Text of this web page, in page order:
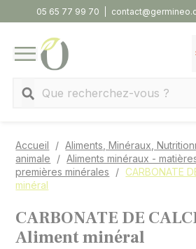
05 65 77 99 70
MENU
Accueil
Aliments, Minéraux,
animale
Aliments minéraux -
premières minérales
CARBONATE
minéral
CARBONATE DE
Aliment minéral
Panneau de gestion des cookies